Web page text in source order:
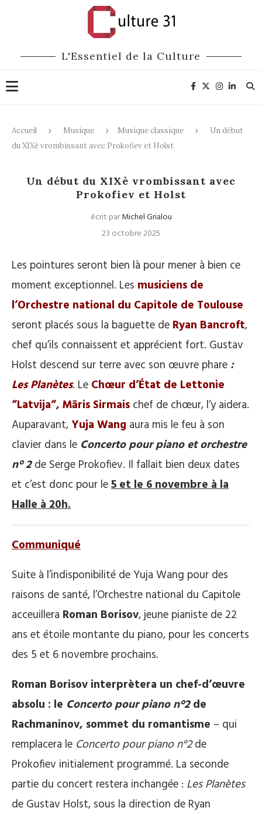
L'Essentiel de la Culture
Accueil Musique Musique classique
Un début
du XIXè vrombissant avec Prokofiev et Holst
Musique classique
Un début du XIXè vrombissant avec
Prokofiev et Holst
écrit parMichel Grialou
23 octobre 2025
Les pointures seront bien là pour mener à bien ce
moment exceptionnel. Les musiciens de
l’Orchestre national du Capitole de Toulouse
seront placés sous la baguette de Ryan Bancroft,
chef qu’ils connaissent et apprécient fort. Gustav
Holst descend sur terre avec son œuvre phare :
Les Planètes. Le Chœur d’État de Lettonie
“Latvija“, Māris Sirmais chef de chœur, l’y aidera.
Auparavant,Yuja Wang aura mis le feu à son
clavier dans le Concerto pour piano et orchestre
n° 2de Serge Prokofiev. Il fallait bien deux dates
et c’est donc pour le5 et le 6 novembre à la
Halle à 20h.
Communiqué
Suite à l’indisponibilité de Yuja Wang pour des
raisons de santé, l’Orchestre national du Capitole
acceuillera Roman Borisov, jeune pianiste de 22
ans et étoile montante du piano, pour les concerts
des 5 et 6 novembre prochains.
Roman Borisov interprètera un chef-d’œuvre
absolu : le Concerto pour piano n°2de
Rachmaninov, sommet du romantisme – qui
remplacera le Concerto pour piano n°2de
Prokofiev initialement programmé. La seconde
partie du concert restera inchangée : Les Planètes
de Gustav Holst, sous la direction de Ryan